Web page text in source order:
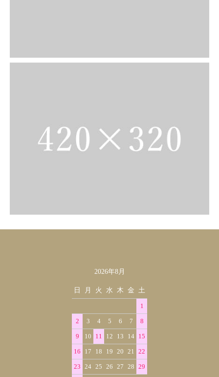
2026年8月
日 月 火 水 木 金 土
1
2 3 4 5 6 7 8
9 10 11 12 13 14 15
16 17 18 19 20 21 22
23 24 25 26 27 28 29